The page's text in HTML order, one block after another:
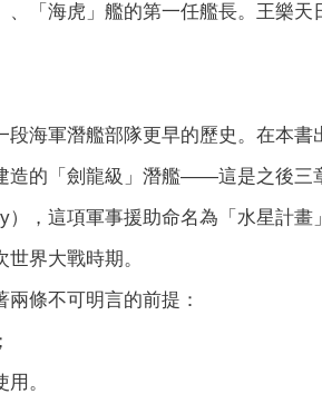
「海虎」艦的第一任艦長。王樂天
海軍潛艦部隊更早的歷史。在本書
造的「劍龍級」潛艦——這是之後三
），這項軍事援助命名為「水星計
界大戰時期。
條不可明言的前提：
。